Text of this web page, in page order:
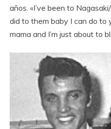
años. «I’ve been to
did to them baby I can do to
mama and I’m just about to